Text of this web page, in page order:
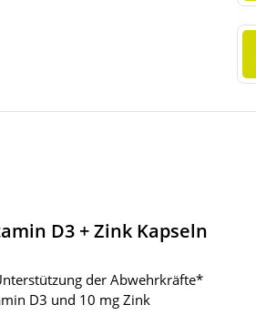
D3 + Zink Kapseln
der Abwehrkräfte*
D3 und 10 mg Zink